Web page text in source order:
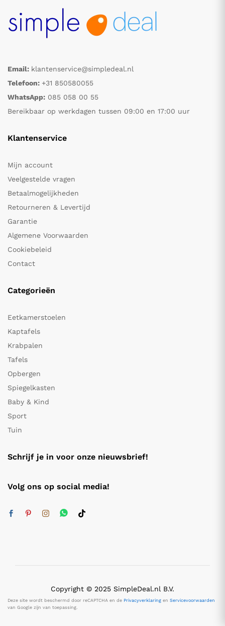
Email: klantenservice@simpledeal.nl
Telefoon: +31 850580055
WhatsApp: 085 058 00 55
Bereikbaar op werkdagen tussen 09:00 en 17:00 uur
Klantenservice
Mijn account
Veelgestelde vragen
Betaalmogelijkheden
Retourneren & Levertijd
Garantie
Algemene Voorwaarden
Cookiebeleid
Contact
Categorieën
Eetkamerstoelen
Kaptafels
Krabpalen
Tafels
Opbergen
Spiegelkasten
Baby & Kind
Sport
Tuin
Schrijf je in voor onze nieuwsbrief!
Volg ons op social media!
Copyright © 2025 SimpleDeal.nl B.V.
Deze site wordt beschermd door reCAPTCHA en de Privacyverklaring en Servicevoorwaarden
van Google zijn van toepassing.